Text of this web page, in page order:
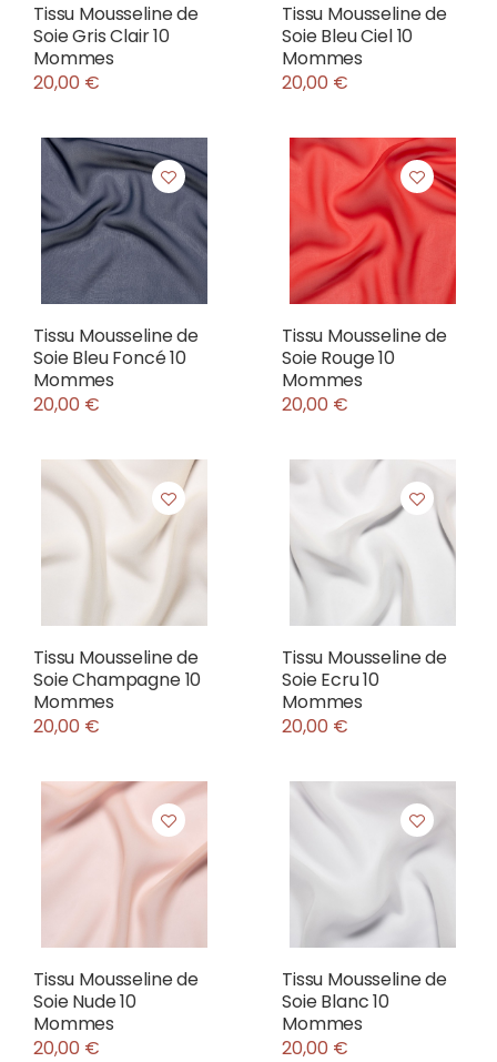
Tissu Mousseline de
Soie Gris Clair 10
Mommes
20,00 €
Tissu Mousseline de
Soie Bleu Ciel 10
Mommes
20,00 €
Tissu Mousseline de
Soie Bleu Foncé 10
Mommes
20,00 €
Tissu Mousseline de
Soie Rouge 10
Mommes
20,00 €
Tissu Mousseline de
Soie Champagne 10
Mommes
20,00 €
Tissu Mousseline de
Soie Ecru 10
Mommes
20,00 €
Tissu Mousseline de
Soie Nude 10
Mommes
20,00 €
Tissu Mousseline de
Soie Blanc 10
Mommes
20,00 €